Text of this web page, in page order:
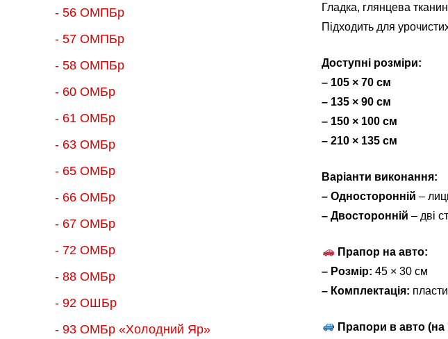
Гладка, глянцева
Підходить для
Доступні розміри:
– 105 × 70 см
– 135 × 90 см
– 150 × 100 см
– 210 × 135 см
Варіанти виконання:
– Односторонній –
– Двосторонній – дві
Прапор на авто:
– Розмір: 45 × 30 см
– Комплектація:
Прапори в авто (на
- 56 ОМПБр
- 57 ОМПБр
- 58 ОМПБр
- 60 ОМБр
- 61 ОМБр
- 63 ОМБр
- 65 ОМБр
- 66 ОМБр
- 67 ОМБр
- 72 ОМБр
- 88 ОМБр
- 92 ОШБр
- 93 ОМБр «Холодний Яр»